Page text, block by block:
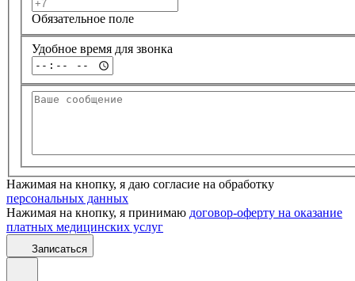
Обязательное поле
Удобное время для звонка
Нажимая на кнопку, я даю согласие на обработку
персональных данных
Нажимая на кнопку, я принимаю договор-оферту на оказание
платных медицинских услуг
Записаться